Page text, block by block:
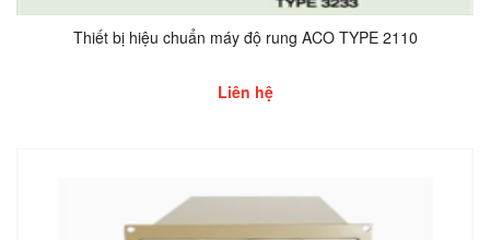
Thiết bị hiệu chuẩn máy độ rung ACO TYPE 2110
Liên hệ